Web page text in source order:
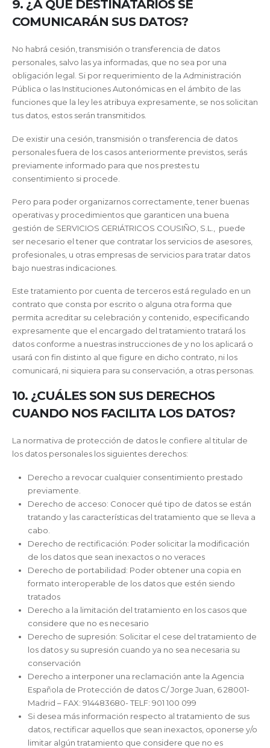
9. ¿A QUÉ DESTINATARIOS SE
COMUNICARÁN SUS DATOS?
No habrá cesión, transmisión o transferencia de datos
personales, salvo las ya informadas, que no sea por una
obligación legal. Si por requerimiento de la Administración
Pública o las Instituciones Autonómicas en el ámbito de las
funciones que la ley les atribuya expresamente, se nos solicitan
tus datos, estos serán transmitidos.
De existir una cesión, transmisión o transferencia de datos
personales fuera de los casos anteriormente previstos, serás
previamente informado para que nos prestes tu
consentimiento si procede.
Pero para poder organizarnos correctamente, tener buenas
operativas y procedimientos que garanticen una buena
gestión de SERVICIOS GERIÁTRICOS COUSIÑO, S.L., puede
ser necesario el tener que contratar los servicios de asesores,
profesionales, u otras empresas de servicios para tratar datos
bajo nuestras indicaciones.
Este tratamiento por cuenta de terceros está regulado en un
contrato que consta por escrito o alguna otra forma que
permita acreditar su celebración y contenido, especificando
expresamente que el encargado del tratamiento tratará los
datos conforme a nuestras instrucciones de y no los aplicará o
usará con fin distinto al que figure en dicho contrato, ni los
comunicará, ni siquiera para su conservación, a otras personas.
10. ¿CUÁLES SON SUS DERECHOS
CUANDO NOS FACILITA LOS DATOS?
La normativa de protección de datos le confiere al titular de
los datos personales los siguientes derechos:
Derecho a revocar cualquier consentimiento prestado
previamente.
Derecho de acceso: Conocer qué tipo de datos se están
tratando y las características del tratamiento que se lleva a
cabo.
Derecho de rectificación: Poder solicitar la modificación
de los datos que sean inexactos o no veraces
Derecho de portabilidad: Poder obtener una copia en
formato interoperable de los datos que estén siendo
tratados
Derecho a la limitación del tratamiento en los casos que
considere que no es necesario
Derecho de supresión: Solicitar el cese del tratamiento de
los datos y su supresión cuando ya no sea necesaria su
conservación
Derecho a interponer una reclamación ante la Agencia
Española de Protección de datos C/ Jorge Juan, 6 28001-
Madrid – FAX: 914483680- TELF: 901 100 099
Si desea más información respecto al tratamiento de sus
datos, rectificar aquellos que sean inexactos, oponerse y/o
limitar algún tratamiento que considere que no es